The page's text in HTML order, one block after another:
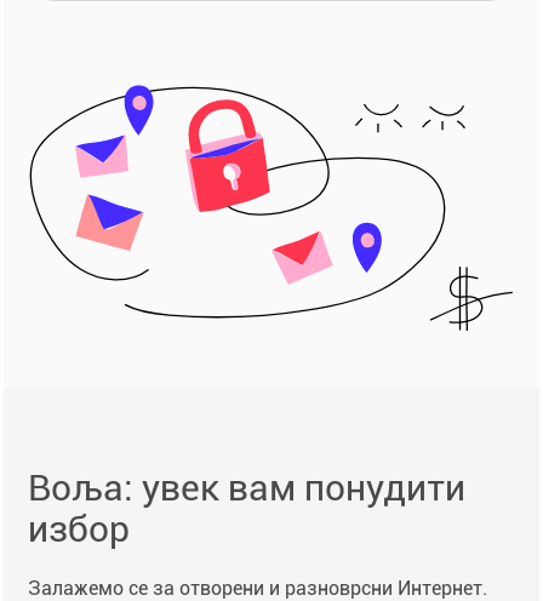
Воља: увек вам понудити
избор
Залажемо се за отворени и разноврсни Интернет.